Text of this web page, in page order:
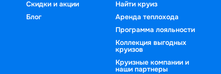
Скидки и акции
Блог
Найти круиз
Аренда теплохода
Программа лояльности
Коллекция выгодных
круизов
Круизные компании и
наши партнеры